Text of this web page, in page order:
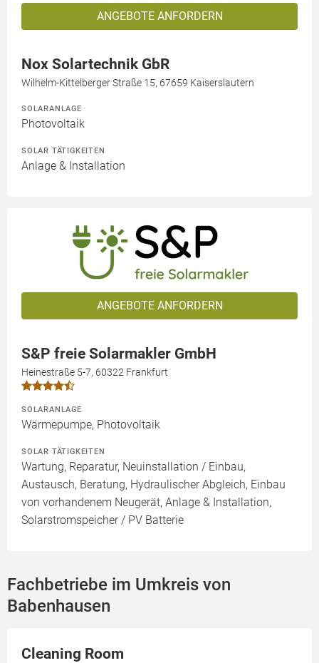
ANGEBOTE ANFORDERN
Nox Solartechnik GbR
Wilhelm-Kittelberger Straße 15, 67659 Kaiserslautern
SOLARANLAGE
Photovoltaik
SOLAR TÄTIGKEITEN
Anlage & Installation
ANGEBOTE ANFORDERN
S&P freie Solarmakler GmbH
Heinestraße 5-7, 60322 Frankfurt
SOLARANLAGE
Wärmepumpe, Photovoltaik
SOLAR TÄTIGKEITEN
Wartung, Reparatur, Neuinstallation / Einbau,
Austausch, Beratung, Hydraulischer Abgleich, Einbau
von vorhandenem Neugerät, Anlage & Installation,
Solarstromspeicher / PV Batterie
Fachbetriebe im Umkreis von
Babenhausen
Cleaning Room